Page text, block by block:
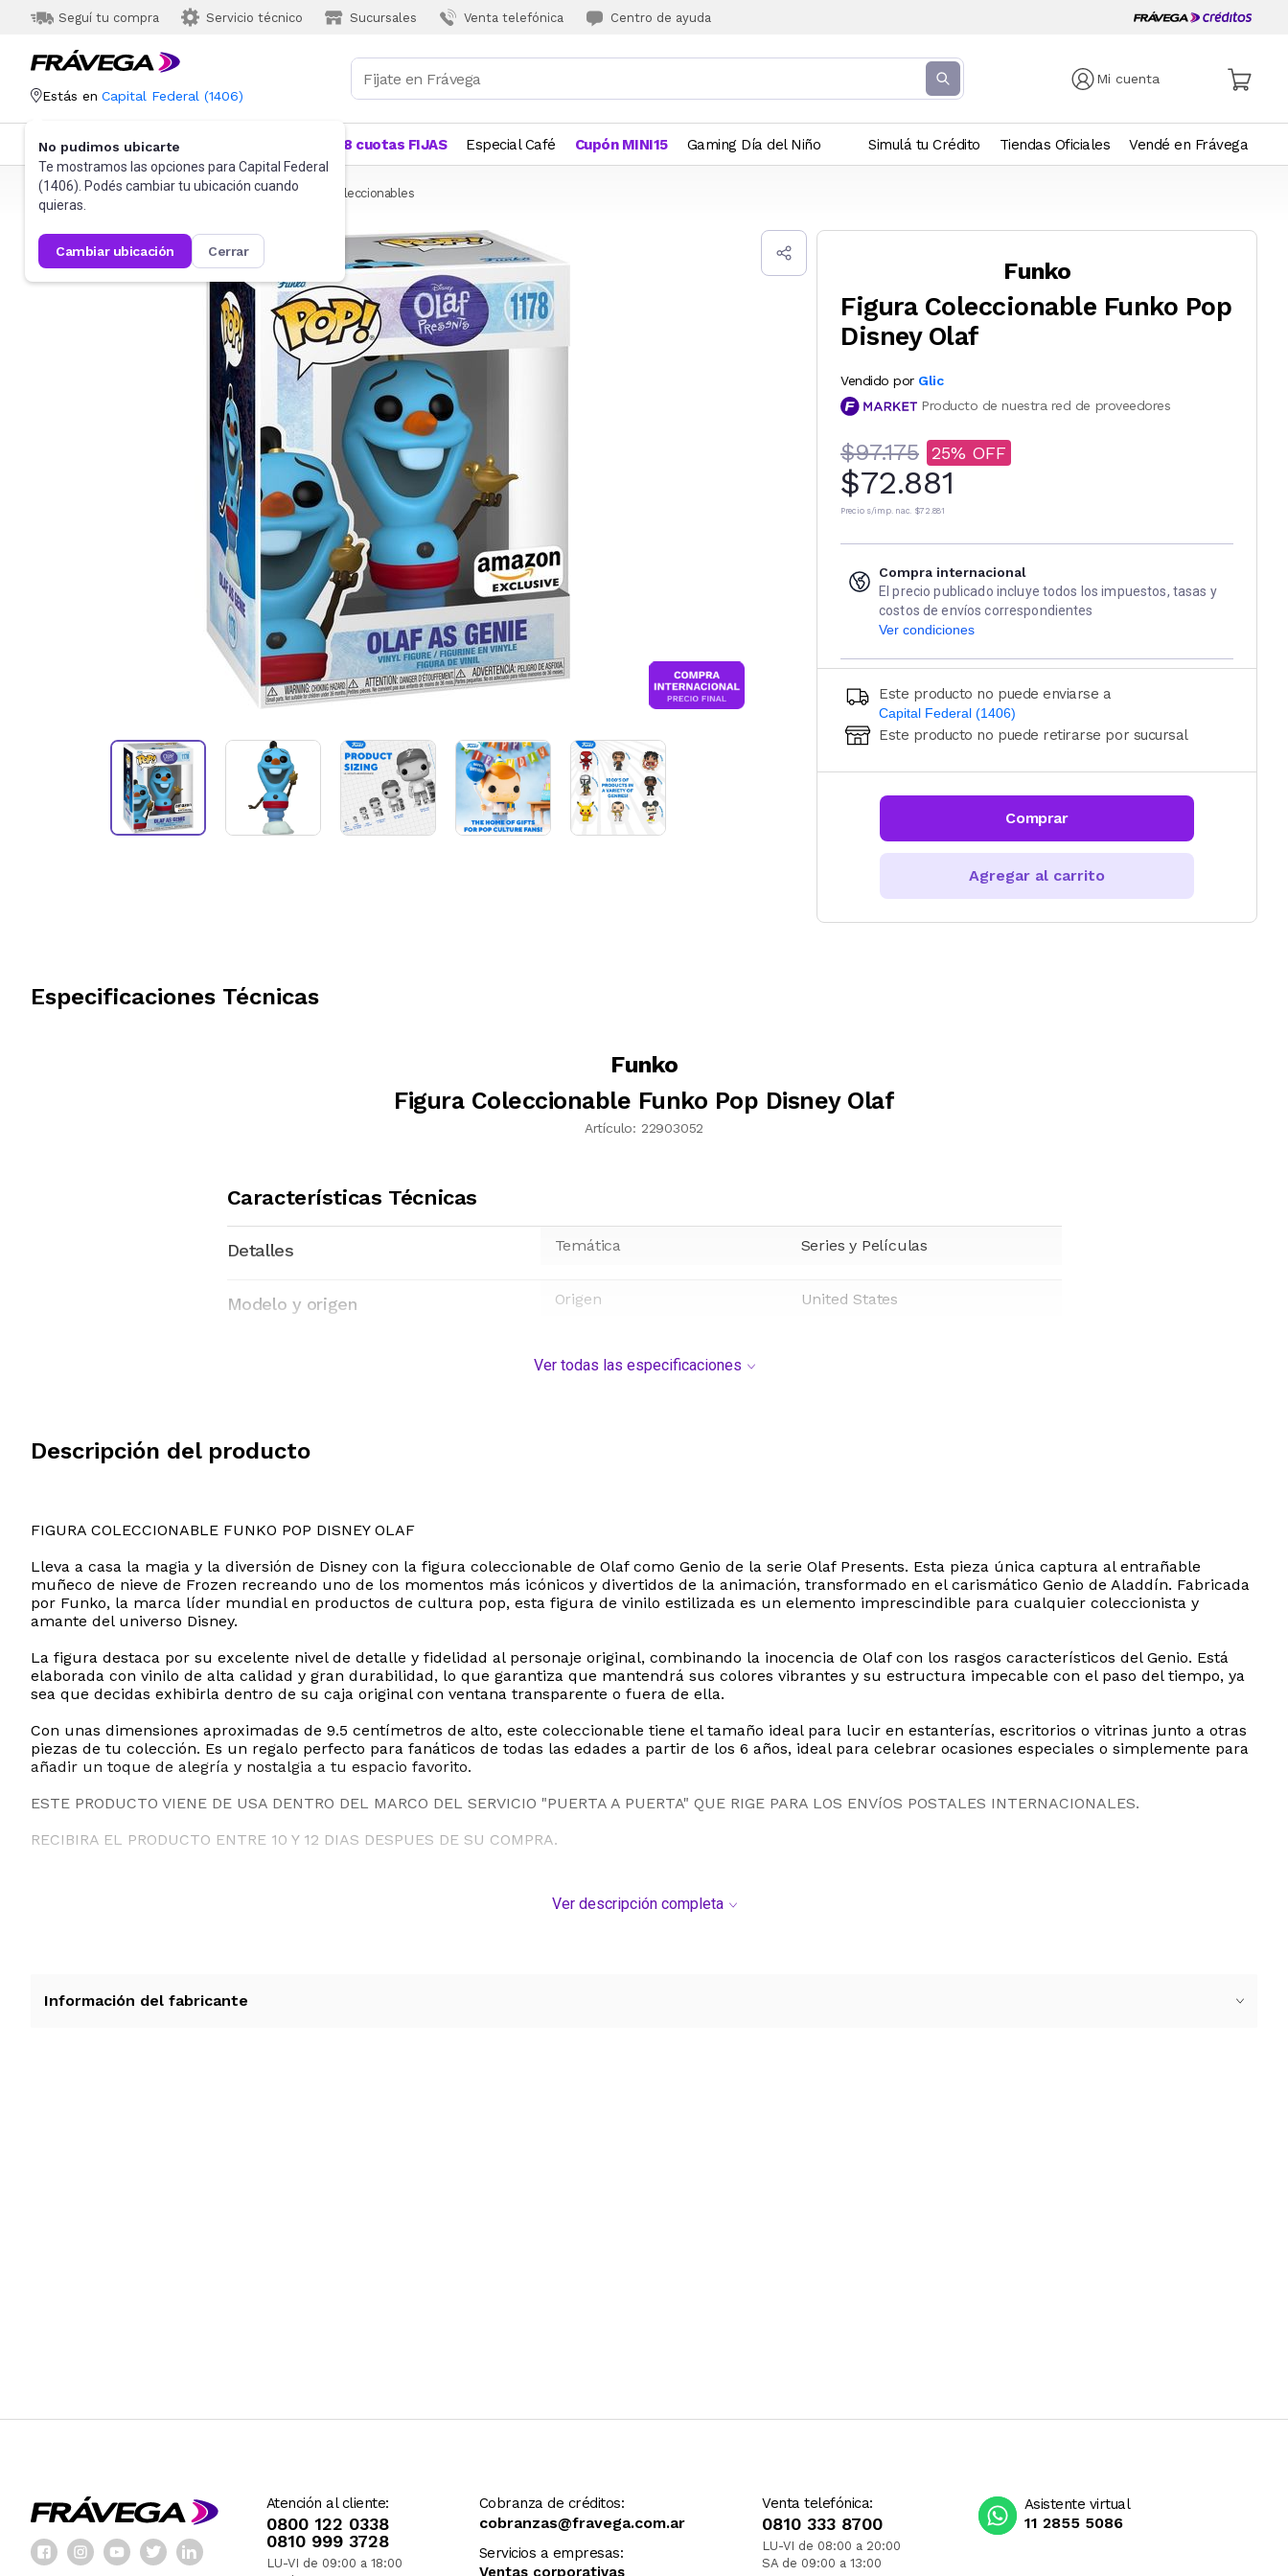
Seguí tu compra Servicio técnico Sucursales Venta telefónica Centro de ayuda
Mi cuenta
Estás en Capital Federal (1406)
No pudimos ubicarte
Te mostramos las opciones para Capital Federal
(1406). Podés cambiar tu ubicación cuando
quieras.
cambiar ubicación cerrar
Categorías Más Vendidos 18 cuotas FIJAS Especial Café Cupón MINI15 Gaming Día del Niño Simulá tu Crédito Tiendas Oficiales Vendé en Frávega
Frávega Juguetes y Juegos Figuras de acción y coleccionables
Funko
Figura Coleccionable Funko Pop
Disney Olaf
Vendido por Glic
Producto de nuestra red de proveedores
$97.175 25
$72.881
Precio s/imp. nac. $72.881
Compra internacional
El precio publicado incluye todos los impuestos, tasas y
costos de envíos correspondientes
Ver condiciones
Este producto no puede enviarse a
Capital Federal (1406)
Ingresá código postal (sólo números)
CALCULAR
Este producto no puede retirarse por sucursal
Comprar
Agregar al carrito
Especificaciones Técnicas
Funko
Figura Coleccionable Funko Pop Disney Olaf
Artículo: 22903052
Características Técnicas
Detalles Temática Series y Películas
Modelo y origen Origen United States
Ver todas las especificaciones
Descripción del producto
FIGURA COLECCIONABLE FUNKO POP DISNEY OLAF
Lleva a casa la magia y la diversión de Disney con la figura coleccionable de Olaf como Genio de la serie Olaf Presents. Esta pieza única captura al entrañable
muñeco de nieve de Frozen recreando uno de los momentos más icónicos y divertidos de la animación, transformado en el carismático Genio de Aladdín. Fabricada
por Funko, la marca líder mundial en productos de cultura pop, esta figura de vinilo estilizada es un elemento imprescindible para cualquier coleccionista y
amante del universo Disney.
La figura destaca por su excelente nivel de detalle y fidelidad al personaje original, combinando la inocencia de Olaf con los rasgos característicos del Genio. Está
elaborada con vinilo de alta calidad y gran durabilidad, lo que garantiza que mantendrá sus colores vibrantes y su estructura impecable con el paso del tiempo, ya
sea que decidas exhibirla dentro de su caja original con ventana transparente o fuera de ella.
Con unas dimensiones aproximadas de 9.5 centímetros de alto, este coleccionable tiene el tamaño ideal para lucir en estanterías, escritorios o vitrinas junto a otras
piezas de tu colección. Es un regalo perfecto para fanáticos de todas las edades a partir de los 6 años, ideal para celebrar ocasiones especiales o simplemente para
añadir un toque de alegría y nostalgia a tu espacio favorito.
ESTE PRODUCTO VIENE DE USA DENTRO DEL MARCO DEL SERVICIO "PUERTA A PUERTA" QUE RIGE PARA LOS ENVíOS POSTALES INTERNACIONALES.
RECIBIRA EL PRODUCTO ENTRE 10 Y 12 DIAS DESPUES DE SU COMPRA.
Ver descripción completa
Información del fabricante
Atención al cliente:
0800 122 0338
0810 999 3728
LU-VI de 09:00 a 18:00
Cobranza de créditos:
cobranzas@fravega.com.ar
Servicios a empresas:
Ventas corporativas
Venta telefónica:
0810 333 8700
LU-VI de 08:00 a 20:00
SA de 09:00 a 13:00
Asistente virtual
11 2855 5086